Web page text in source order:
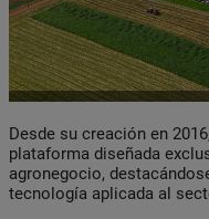
Desde su creación en
plataforma diseñada
agronegocio,
tecnología aplicada al